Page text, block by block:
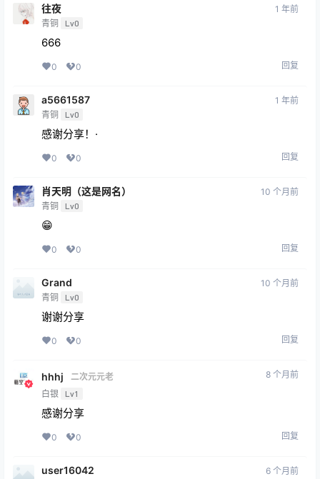
往夜
青铜 Lv0
1 年前
666
0 0 回复
a5661587
青铜 Lv0
1 年前
感谢分享！·
0 0 回复
肖天明（这是网名）
青铜 Lv0
10 个月前
😁
0 0 回复
Grand
青铜 Lv0
10 个月前
谢谢分享
0 0 回复
hhhj
二次元元老
白银
Lv1
8 个月前
感谢分享
0 0 回复
user16042 6 个月前